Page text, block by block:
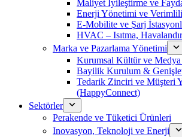
Maliyet İyileştirme ve
Enerji Yönetimi ve
E-Mobilite ve Şarj
HVAC – Isıtma,
Marka ve Pazarlama Yönetimi
Kurumsal Kültür ve
Bayilik Kurulum &
Tedarik Zinciri ve Müşteri
(HappyConnect)
Sektörler
Perakende ve Tüketici Ürünleri
Inovasyon, Teknoloji ve Enerji